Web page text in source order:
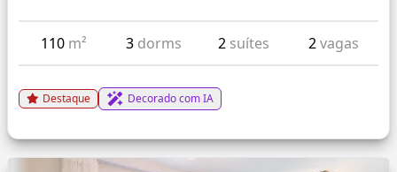
110 m² 3 dorms 2 suítes 2vagas
Destaque Decorado com IA